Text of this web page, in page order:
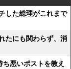
した総理がこれまで
たにも関わらず、消
ち悪いポストを教え